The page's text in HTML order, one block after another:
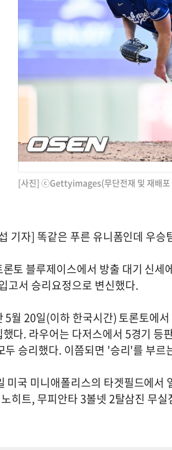
[사진] ⓒGettyimages(무단전재 및 재배포
기자] 똑같은 푸른 유니폼인데 우승
토 블루제이스에서 방출 대기 신
고서 승리요정으로 변신했다.
5월 20일(이하 한국시간) 토론토에
다. 라우어는 다저스에서 5경기
두 승리했다. 이쯤되면 '승리'를 부르
미국 미니애폴리스의 타겟필드에
히트, 무피안타 3볼넷 2탈삼진 무